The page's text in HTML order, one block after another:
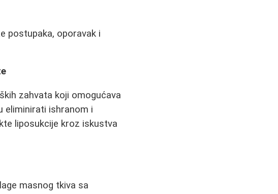
postupaka, oporavak i
zahvata koji omogućava
eliminirati ishranom i
liposukcije kroz iskustva
masnog tkiva sa